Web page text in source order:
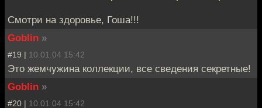
Смотри на здоровье, Гоша!!!
Goblin »
#19 | 10.01.04 15:42
Это жемчужина коллекции, все сведения секретные!
Goblin »
#20 | 10.01.04 15:42